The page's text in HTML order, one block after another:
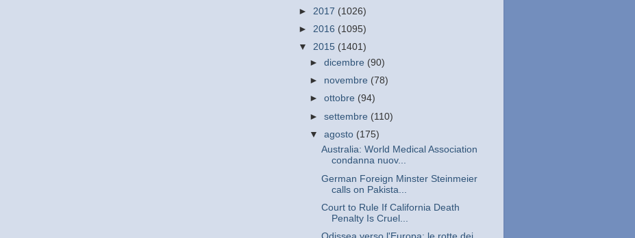
► 2017 (1026)
► 2016 (1095)
▼ 2015 (1401)
►dicembre (90)
► novembre (78)
►ottobre (94)
►settembre (110)
▼agosto (175)
Australia: World Medical Association
condanna nuov...
German Foreign Minster Steinmeier
calls on Pakista...
Court to Rule If California Death
Penalty Is Cruel...